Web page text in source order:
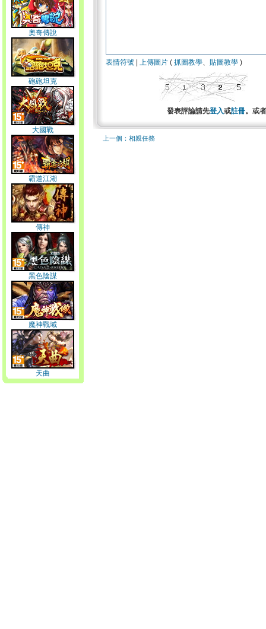
奧奇傳說
砲砲坦克
大國戰
霸道江湖
傳神
黑色陰謀
魔神戰域
天曲
表情符號 上傳圖片 ( 抓圖教學、 貼圖教學 )
發表評論請先登入或註冊。或
上一個：相親任務